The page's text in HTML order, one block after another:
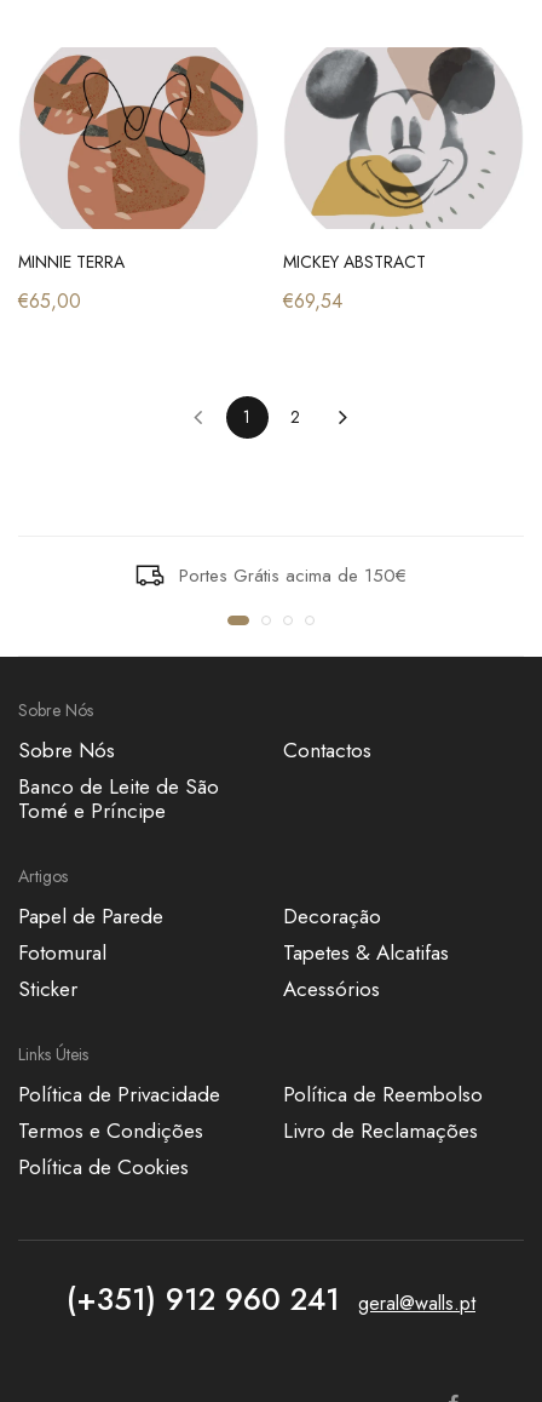
MINNIE TERRA
€65,00
MICKEY ABSTRACT
€69,54
1 2
Portes Grátis acima de 150€
Sobre Nós
Sobre Nós
Banco de Leite de São
Tomé e Príncipe
Contactos
Artigos
Papel de Parede
Fotomural
Sticker
Decoração
Tapetes & Alcatifas
Acessórios
Links Úteis
Política de Privacidade
Termos e Condições
Política de Cookies
Política de Reembolso
Livro de Reclamações
(+351) 912 960 241 geral@walls.pt